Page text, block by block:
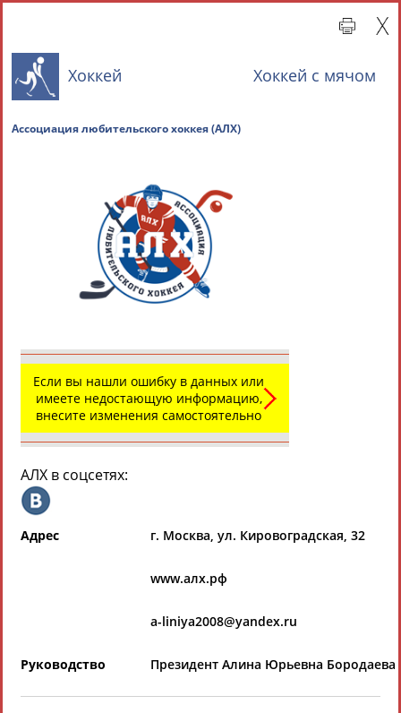
Просмотры
материалов
Всероссийские спортивные организации
СВОДНЫЕ ИНДЕКСЫ
ТАБЛО АКТИВНОСТИ
РЕСУРСНАЯ ПЛОЩАДКА
Всероссийские спортивные организации
Выберите из списка
Хоккей Хоккей с мячом
Если вы нашли ошибку в данных или
имеете недостающую информацию,
внесите изменения самостоятельно
АЛХ в соцсетях:
Адрес г. Москва, ул. Кировоградская, 32
www.алх.рф
a-liniya2008@yandex.ru
Руководство Президент Алина Юрьевна Бородаева